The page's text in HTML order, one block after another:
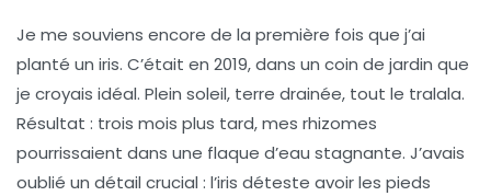
Je me souviens encore de la première fois que j’ai
planté un iris. C’était en 2019, dans un coin de jardin que
je croyais idéal. Plein soleil, terre drainée, tout le tralala.
Résultat : trois mois plus tard, mes rhizomes
pourrissaient dans une flaque d’eau stagnante. J’avais
oublié un détail crucial : l’iris déteste avoir les pieds